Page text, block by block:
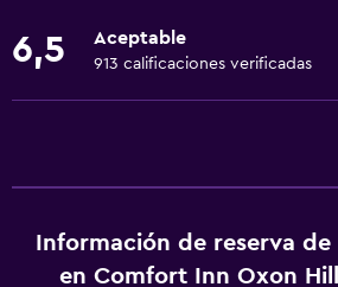
Artículos de aseo gratis
Alarma de humo
Para no fumadores
Accesibilidad
6,5 Aceptable
913 calificaciones verificadas
Información de reserva
en Comfort Inn Oxon